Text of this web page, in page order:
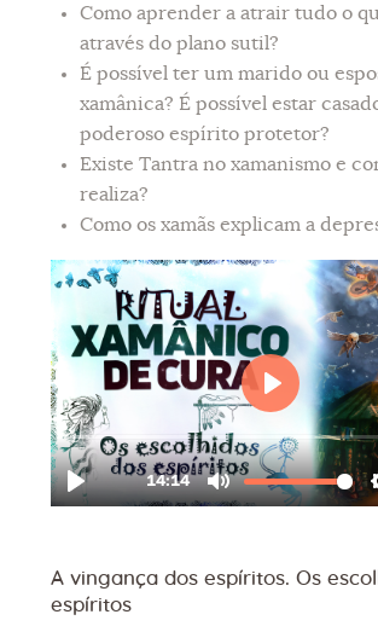
Como aprender a atrair tudo o
através do plano sutil?
É possível ter um marido ou
xamânica? É possível estar
poderoso espírito protetor?
Existe Tantra no xamanismo e
realiza?
Como os xamãs explicam a
A vingança dos espíritos. Os
espíritos